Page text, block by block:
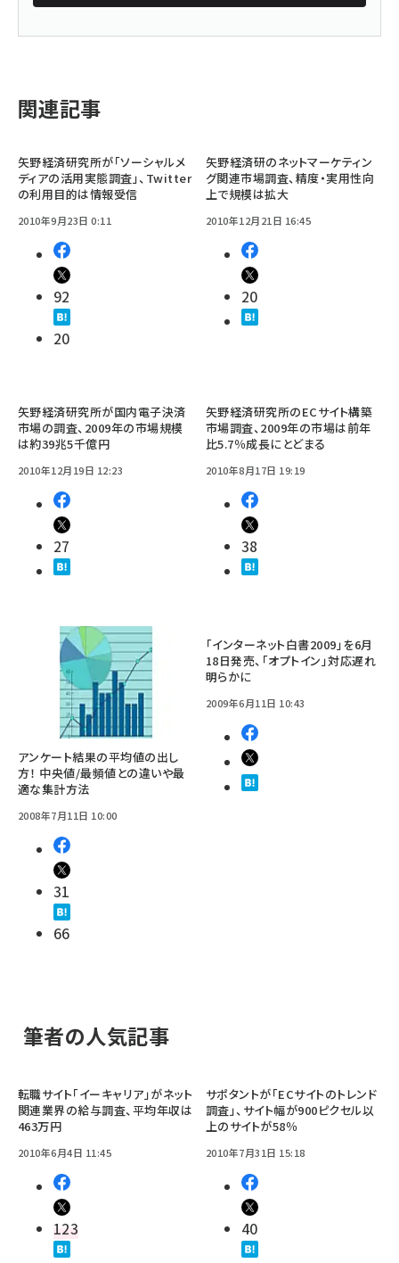
関連記事
矢野経済研究所が「ソーシャルメ
ディアの活用実態調査」、Twitter
の利用目的は情報受信
2010年9月23日 0:11
92
20
矢野経済研のネットマーケティン
グ関連市場調査、精度・実用性向
上で規模は拡大
2010年12月21日 16:45
20
矢野経済研究所が国内電子決済
市場の調査、2009年の市場規模
は約39兆5千億円
2010年12月19日 12:23
27
矢野経済研究所のECサイト構築
市場調査、2009年の市場は前年
比5.7％成長にとどまる
2010年8月17日 19:19
38
アンケート結果の平均値の出し
方！ 中央値/最頻値との違いや最
適な集計方法
2008年7月11日 10:00
31
66
「インターネット白書2009」を6月
18日発売、「オプトイン」対応遅れ
明らかに
2009年6月11日 10:43
筆者の人気記事
転職サイト「イーキャリア」がネット
関連業界の給与調査、平均年収は
463万円
2010年6月4日 11:45
123
サポタントが「ECサイトのトレンド
調査」、サイト幅が900ピクセル以
上のサイトが58％
2010年7月31日 15:18
40